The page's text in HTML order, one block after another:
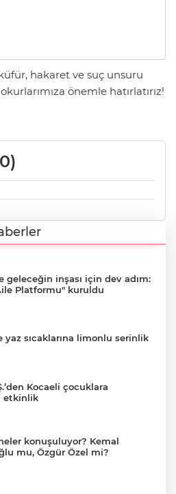
hakaret ve suç unsuru
önemle hatırlatırız!
0)
geleceğin inşası için dev adım:
Platformu" kuruldu
yaz sıcaklarına limonlu serinlik
Kocaeli çocuklara
etkinlik
konuşuluyor? Kemal
mu, Özgür Özel mi?